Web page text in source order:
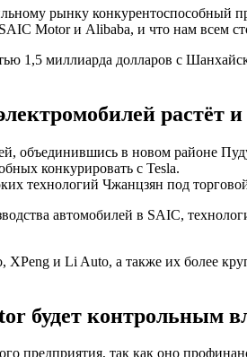
рынку
Motor и Alibaba, и что нам всем
1,5 миллиарда долларов с
растёт
объединившись в новом районе
конкурировать с Tesla.
технологий Чжанцзян под
автомобилей в SAIC,
XPeng и Li Auto, а также их более
будет контрольным
предприятия, так как оно